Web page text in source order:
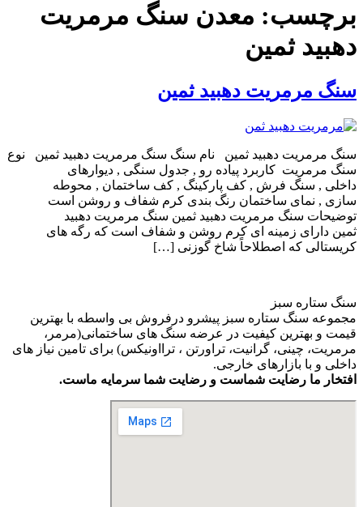
برچسب: معدن سنگ مرمریت
دهبید ثمین
سنگ مرمریت دهبید ثمین
سنگ مرمریت دهبید ثمین نام سنگ سنگ مرمریت دهبید ثمین نوع
سنگ مرمریت کاربرد پیاده رو , جدول سنگی , دیوارهای
داخلی , سنگ فرش , کف پارکینگ , کف ساختمان , محوطه
سازی , نمای ساختمان رنگ بندی کرم شفاف و روشن است
توضیحات سنگ مرمریت دهبید ثمین سنگ مرمریت دهبید
ثمین دارای زمینه ای کرم روشن و شفاف است که رگه های
کریستالی که اصطلاحاً شاخ گوزنی […]
سنگ ستاره سبز
مجموعه سنگ ستاره سبز پیشرو درفروش بی واسطه با بهترین
قیمت و بهترین کیفیت در عرضه سنگ های ساختمانی(مرمر،
مرمریت، چینی، گرانیت، تراورتن ، ترااونیکس) برای تامین نیاز های
داخلی و با بازارهای خارجی.
افتخار ما رضایت شماست و رضایت شما سرمایه ماست.